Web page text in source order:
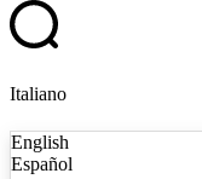
Italiano
English
Español